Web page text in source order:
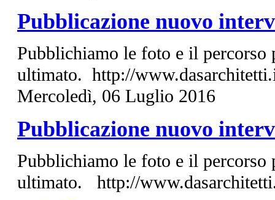
Pubblicazione nuovo
Pubblichiamo le foto e il percorso
ultimato. http://
Mercoledì, 06 Luglio 2016
Pubblicazione nuovo
Pubblichiamo le foto e il percorso
ultimato. http://